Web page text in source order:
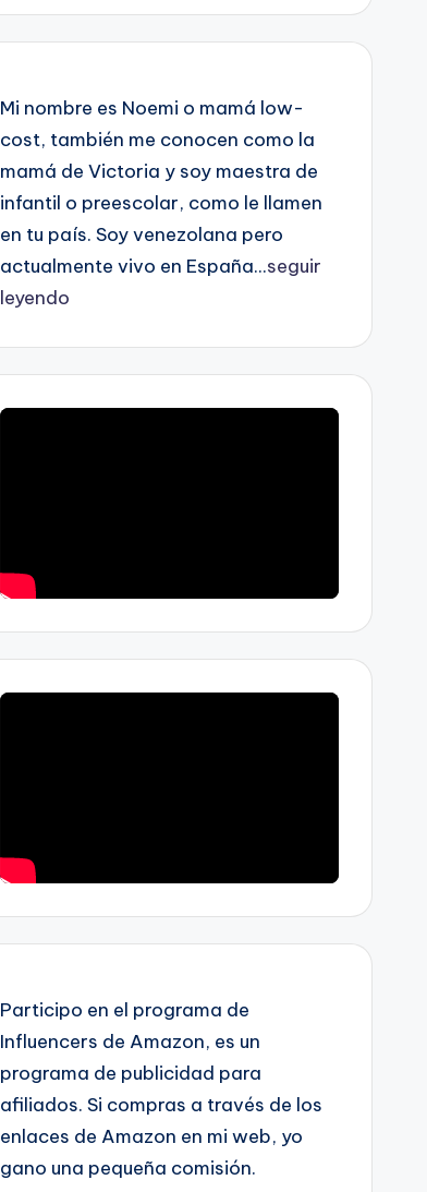
Mi nombre es Noemi o mamá low-
cost, también me conocen como la
mamá de Victoria y soy maestra de
infantil o preescolar, como le llamen
en tu país. Soy venezolana pero
actualmente vivo en España...seguir
leyendo
Participo en el programa de
Influencers de Amazon, es un
programa de publicidad para
afiliados. Si compras a través de los
enlaces de Amazon en mi web, yo
gano una pequeña comisión.